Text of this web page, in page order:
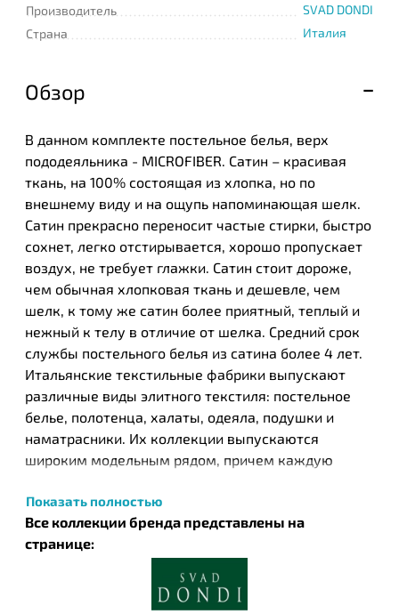
Производитель
SVAD DONDI
Страна
Италия
Обзор
В данном комплекте постельное белья, верх
пододеяльника - MICROFIBER. Сатин – красивая
ткань, на 100% состоящая из хлопка, но по
внешнему виду и на ощупь напоминающая шелк.
Сатин прекрасно переносит частые стирки, быстро
сохнет, легко отстирывается, хорошо пропускает
воздух, не требует глажки. Сатин стоит дороже,
чем обычная хлопковая ткань и дешевле, чем
шелк, к тому же сатин более приятный, теплый и
нежный к телу в отличие от шелка. Средний срок
службы постельного белья из сатина более 4 лет.
Итальянские текстильные фабрики выпускают
различные виды элитного текстиля: постельное
белье, полотенца, халаты, одеяла, подушки и
наматрасники. Их коллекции выпускаются
широким модельным рядом, причем каждую
исполнение.
бренд, специализирующийся на производстве
одежды, обуви и товаров для дома. В 1992 году
Blumarine запустили линию домашнего текстиля и
Показать полностью
Все коллекции бренда представлены на
странице: